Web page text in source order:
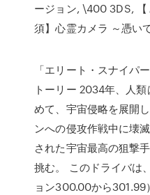
ージョン, \400 3DS, 【
須】心霊カメラ ～憑い
「エリート・スナイパ
トーリー 2034年、人
めて、宇宙侵略を展開
ンへの侵攻作戦中に壊
された宇宙最高の狙撃
挑む。 このドライバは
ョン300.00から